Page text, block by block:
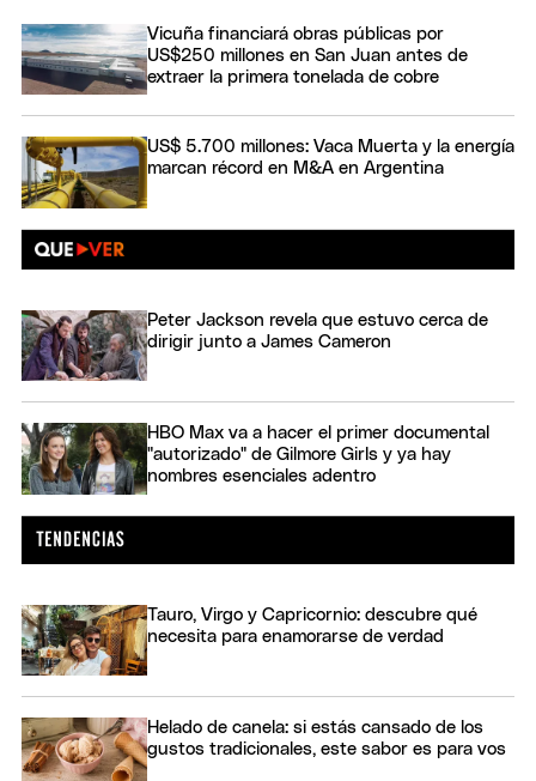
Vicuña financiará obras públicas por
US$250 millones en San Juan antes de
extraer la primera tonelada de cobre
US$ 5.700 millones: Vaca Muerta y la energía
marcan récord en M&A en Argentina
Peter Jackson revela que estuvo cerca de
dirigir junto a James Cameron
HBO Max va a hacer el primer documental
"autorizado" de Gilmore Girls y ya hay
nombres esenciales adentro
Tauro, Virgo y Capricornio: descubre qué
necesita para enamorarse de verdad
Helado de canela: si estás cansado de los
gustos tradicionales, este sabor es para vos